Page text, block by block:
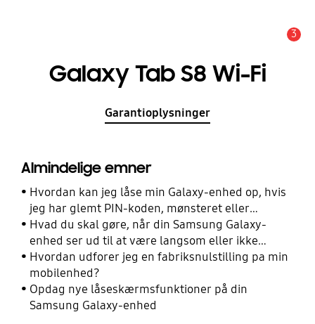
3
Galaxy Tab S8 Wi-Fi
Garantioplysninger
Almindelige emner
Hvordan kan jeg låse min Galaxy-enhed op, hvis
jeg har glemt PIN-koden, mønsteret eller
adgangskoden?
Hvad du skal gøre, når din Samsung Galaxy-
enhed ser ud til at være langsom eller ikke
reagerer
Hvordan udforer jeg en fabriksnulstilling pa min
mobilenhed?
Opdag nye låseskærmsfunktioner på din
Samsung Galaxy-enhed